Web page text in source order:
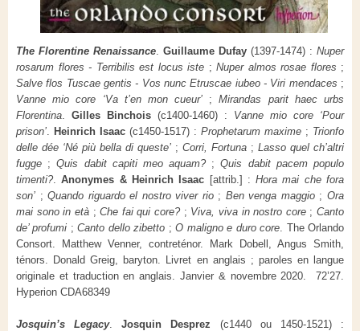
The Florentine Renaissance Guillaume Dufay (1397-1474) : Nuper
rosarum flores - Terribilis est locus iste ; Nuper almos rosae flores ;
Salve flos Tuscae gentis - Vos nunc Etruscae iubeo - Viri mendaces ;
Vanne mio core ‘Va t’en mon cueur’ ;Mirandas parit haec urbs
Florentina
Gilles Binchois (c1400-1460) : Vanne mio core ‘Pour
prison’ Heinrich Isaac (c1450-1517) : Prophetarum maxime ; Trionfo
delle dée ‘Né più bella di queste’ ; Corri, Fortuna ; Lasso quel ch’altri
fugge ;Quis dabit capiti meo aquam?;Quis dabit pacem populo
timenti?.Anonymes & Heinrich Isaac [attrib.] :Hora mai che fora
son’ ;Quando riguardo el nostro viver rio; Ben venga maggio;Ora
mai sono in età;Che fai qui core?; Viva, viva in nostro core; Canto
de’ profumi ;Canto dello zibetto ;O maligno e duro core . The Orlando
Consort. Matthew Venner, contreténor. Mark Dobell, Angus Smith,
ténors. Donald Greig, baryton. Livret en anglais ; paroles en langue
originale et traduction en anglais. Janvier & novembre 2020. 72’27.
Hyperion CDA68349
Josquin’s Legacy.Josquin Desprez (c1440 ou 1450-1521) :